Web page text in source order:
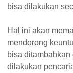
bisa dilakukan
Hal ini akan
mendorong
bisa
dilakukan